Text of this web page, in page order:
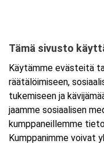
Tarkempi kartta ja
Tämä sivusto
Käytämme evästeitä
räätälöimiseen,
tukemiseen ja
jaamme sosiaalisen
kumppaneillemme
Kumppanimme voivat